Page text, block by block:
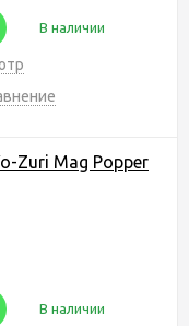
В наличии
Zuri Mag Popper
В наличии